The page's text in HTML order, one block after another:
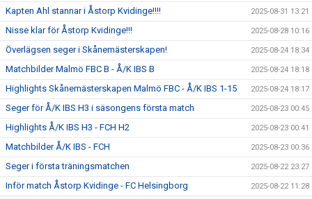
Kapten Ahl stannar i Åstorp Kvidinge!!!! 2025-08-31 13:21
Nisse klar för Åstorp Kvidinge!!! 2025-08-28 10:16
Överlägsen seger i Skånemästerskapen! 2025-08-24 18:34
Matchbilder Malmö FBC B - Å/K IBS B 2025-08-24 18:18
Highlights Skånemästerskapen Malmö FBC - Å/K IBS 1-15 2025-08-24 18:17
Seger för Å/K IBS H3 i säsongens första match 2025-08-23 00:45
Highlights Å/K IBS H3 - FCH H2 2025-08-23 00:41
Matchbilder Å/K IBS - FCH 2025-08-23 00:36
Seger i första träningsmatchen 2025-08-22 23:27
Inför match Åstorp Kvidinge - FC Helsingborg 2025-08-22 11:28